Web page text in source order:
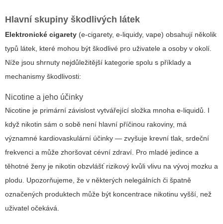
Hlavní skupiny škodlivých látek
Elektronické cigarety (e‑cigarety, e‑liquidy, vape) obsahují několik
typů látek, které mohou být škodlivé pro uživatele a osoby v okolí.
Níže jsou shrnuty nejdůležitější kategorie spolu s příklady a
mechanismy škodlivosti:
Nicotine a jeho účinky
Nicotine je primární závislost vytvářející složka mnoha e‑liquidů. I
když nikotin sám o sobě není hlavní příčinou rakoviny, má
významné kardiovaskulární účinky — zvyšuje krevní tlak, srdeční
frekvenci a může zhoršovat cévní zdraví. Pro mladé jedince a
těhotné ženy je nikotin obzvlášť rizikový kvůli vlivu na vývoj mozku a
plodu. Upozorňujeme, že v některých nelegálních či špatně
označených produktech může být koncentrace nikotinu vyšší, než
uživatel očekává.